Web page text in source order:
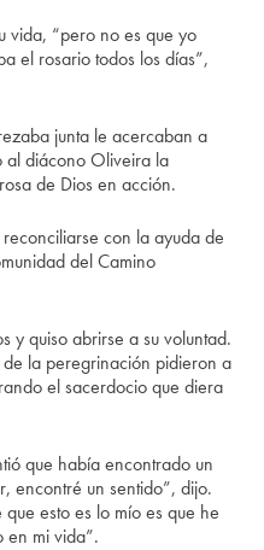
vida, “pero no es que yo
el rosario todos los días”,
junta le acercaban a
al diácono Oliveira la
de Dios en acción.
con la ayuda de
del Camino
y quiso abrirse a su voluntad.
la peregrinación pidieron a
el sacerdocio que diera
que había encontrado un
encontré un sentido”, dijo.
esto es lo mío es que he
en mi vida”.